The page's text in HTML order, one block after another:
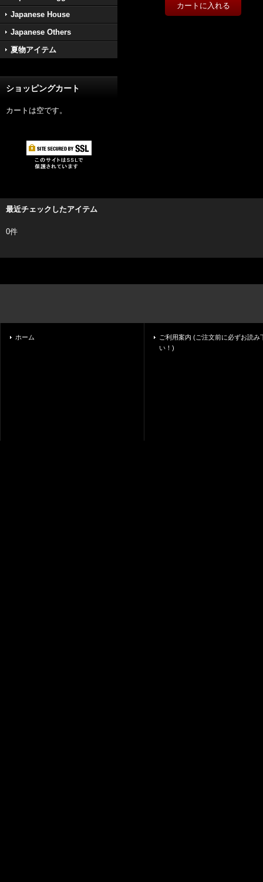
Japanese House
Japanese Others
夏物アイテム
ショッピングカート
カートは空です。
最近チェックしたアイテム
0件
ホーム
ご利用案内 (ご注文前に必ずお読み
い！)